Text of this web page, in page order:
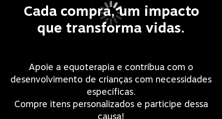
Cada compra, um impacto
que transforma vidas.
Apoie a equoterapia e contribua com o
desenvolvimento de crianças com necessidades
específicas.
Compre itens personalizados e participe dessa
causa!